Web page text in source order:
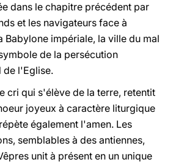
dans le chapitre précédent par
et les navigateurs face à
Babylone impériale, la ville du mal
de la persécution
de l'Eglise.
cri qui s'élève de la terre, retentit
joyeux à caractère liturgique
également l'amen. Les
semblables à des antiennes,
unit à présent en un unique